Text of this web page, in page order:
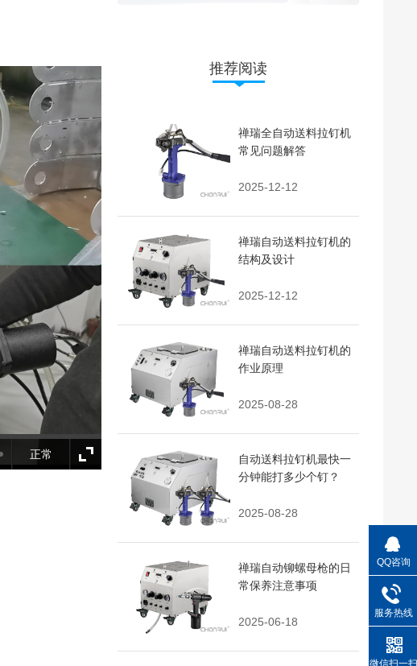
正常
推荐阅读
禅瑞全自动送料拉钉机
常见问题解答
2025-12-12
禅瑞自动送料拉钉机的
结构及设计
2025-12-12
禅瑞自动送料拉钉机的
作业原理
2025-08-28
自动送料拉钉机最快一
分钟能打多少个钉？
2025-08-28
禅瑞自动铆螺母枪的日
常保养注意事项
2025-06-18
QQ咨询
服务热线
微信扫一扫